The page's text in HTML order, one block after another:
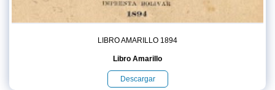
LIBRO AMARILLO 1894
Libro Amarillo
Descargar